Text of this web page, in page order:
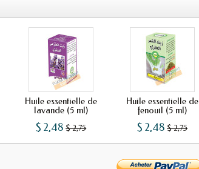
Huile essentielle de
lavande (5 ml)
$ 2,48 $ 2,75
Huile essentielle de
fenouil (5 ml)
$ 2,48 $ 2,75